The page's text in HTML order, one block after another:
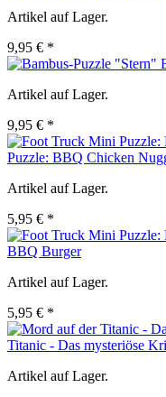
Artikel auf Lager.
9,95 € *
Artikel auf Lager.
9,95 € *
Puzzle: BBQ Chicken
Artikel auf Lager.
5,95 € *
BBQ Burger
Artikel auf Lager.
5,95 € *
Titanic - Das mysteriöse
Artikel auf Lager.